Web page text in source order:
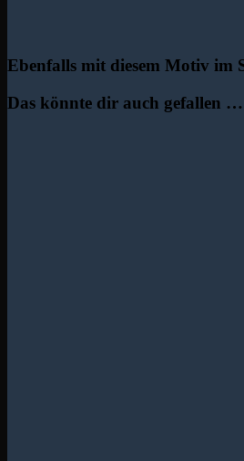
Ebenfalls mit diesem Motiv im
Das könnte dir auch gefallen …